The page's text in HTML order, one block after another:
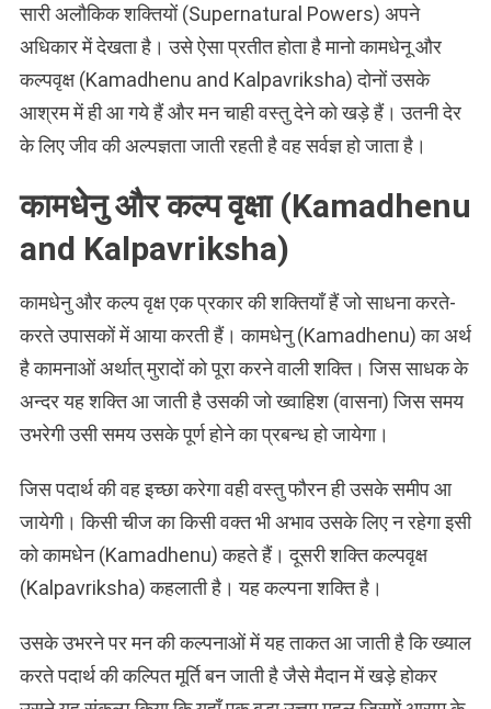
सारी अलौकिक शक्तियों (Supernatural Powers) अपने
अधिकार में देखता है। उसे ऐसा प्रतीत होता है मानो कामधेनू और
कल्पवृक्ष (Kamadhenu and Kalpavriksha) दोनों उसके
आश्रम में ही आ गये हैं और मन चाही वस्तु देने को खड़े हैं। उतनी देर
के लिए जीव की अल्पज्ञता जाती रहती है वह सर्वज्ञ हो जाता है।
कामधेनु और कल्प वृक्षा (Kamadhenu
and Kalpavriksha)
कामधेनु और कल्प वृक्ष एक प्रकार की शक्तियाँ हैं जो साधना करते-
करते उपासकों में आया करती हैं। कामधेनु (Kamadhenu) का अर्थ
है कामनाओं अर्थात् मुरादों को पूरा करने वाली शक्ति। जिस साधक के
अन्दर यह शक्ति आ जाती है उसकी जो ख्वाहिश (वासना) जिस समय
उभरेगी उसी समय उसके पूर्ण होने का प्रबन्ध हो जायेगा।
जिस पदार्थ की वह इच्छा करेगा वही वस्तु फौरन ही उसके समीप आ
जायेगी। किसी चीज का किसी वक्त भी अभाव उसके लिए न रहेगा इसी
को कामधेन (Kamadhenu) कहते हैं। दूसरी शक्ति कल्पवृक्ष
(Kalpavriksha) कहलाती है। यह कल्पना शक्ति है।
उसके उभरने पर मन की कल्पनाओं में यह ताकत आ जाती है कि ख्याल
करते पदार्थ की कल्पित मूर्ति बन जाती है जैसे मैदान में खड़े होकर